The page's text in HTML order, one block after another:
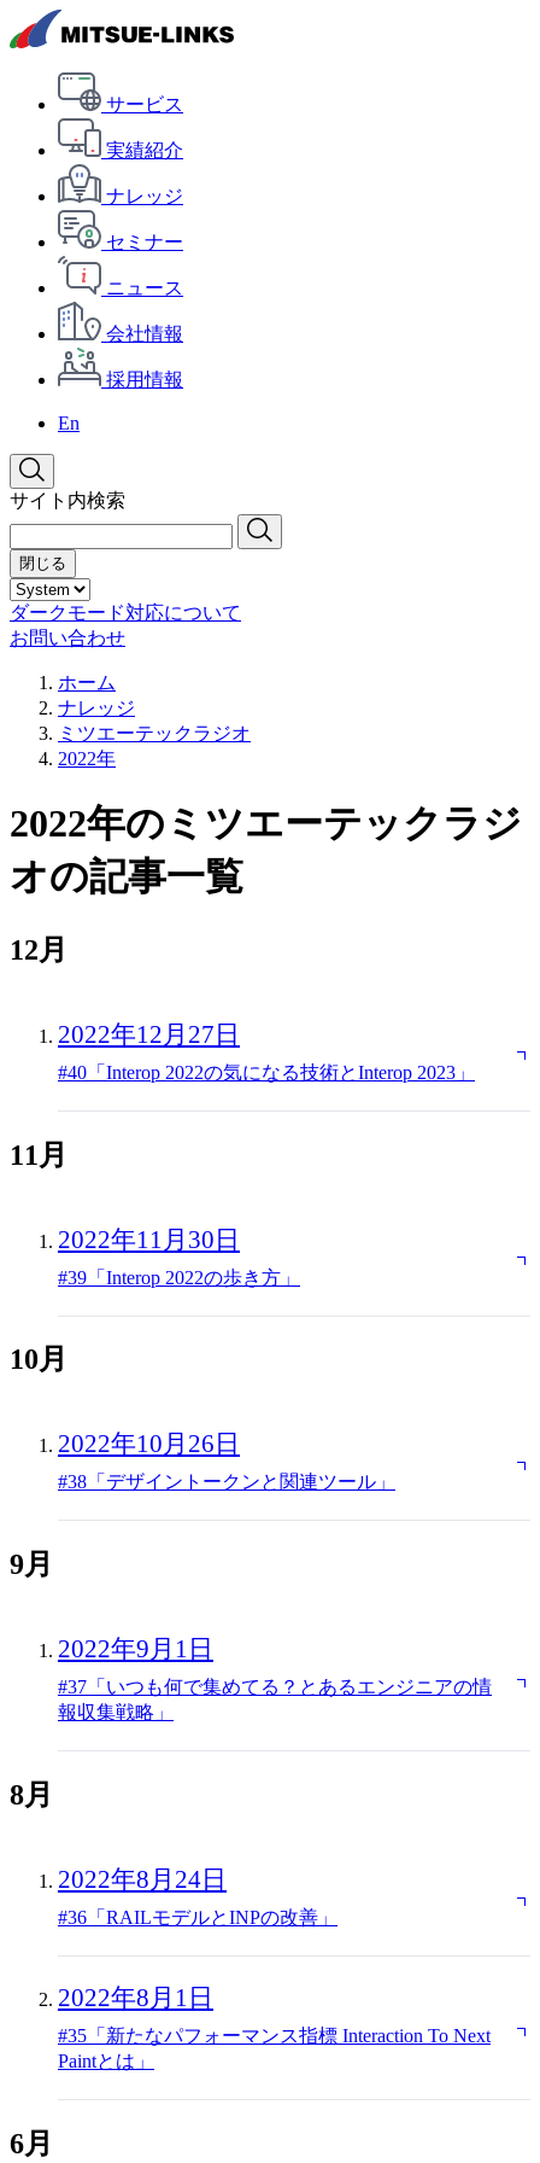
サービス
実績紹介
ナレッジ
セミナー
ニュース
会社情報
採用情報
En
サイト内検索
閉じる
ダークモード対応について
お問い合わせ
ホーム
ナレッジ
ミツエーテックラジオ
2022年
2022年のミツエーテックラジ
オの記事一覧
12月
2022年12月27日
#40「Interop 2022の気になる技術とInterop 2023」
11月
2022年11月30日
#39「Interop 2022の歩き方」
10月
2022年10月26日
#38「デザイントークンと関連ツール」
9月
2022年9月1日
#37「いつも何で集めてる？とあるエンジニアの情
報収集戦略」
8月
2022年8月24日
#36「RAILモデルとINPの改善」
2022年8月1日
#35「新たなパフォーマンス指標 Interaction To Next
Paintとは」
6月